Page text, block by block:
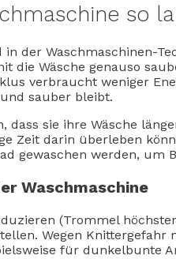
so
der Waschmaschinen-
die Wäsche genauso
verbraucht weniger
sauber bleibt.
sie ihre Wäsche
Zeit darin überleben
gewaschen werden, um
Waschmaschine
(Trommel
Wegen
für dunkelbunte